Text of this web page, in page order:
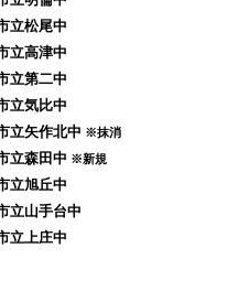
立松尾中
高津中
立第二中
気比中
立矢作北中 ※抹消
立森田中 ※新規
立旭丘中
立山手台中
立上庄中